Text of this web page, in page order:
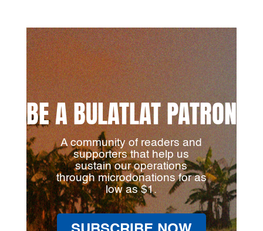
BE A BULATLAT PATRON
A community of readers and
supporters that help us
sustain our operations
through microdonations for as
low as $1.